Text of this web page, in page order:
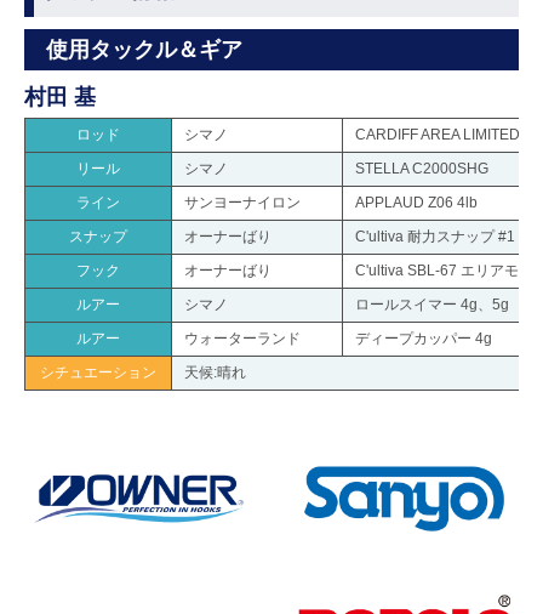
使用タックル＆ギア
村田 基
ロッド シマノ
CARDIFF AREA LIMITED
リール
シマノ
STELLA C2000SHG
ライン
サンヨーナイロン
APPLAUD Z06 4lb
スナップ
オーナーばり
C'ultiva 耐力スナップ #1
フック
オーナーばり
C'ultiva SBL-67 エリアモン
ルアー
シマノ
ロールスイマー 4g、5g
ルアー
ウォーターランド
ディープカッパー 4g
シチュエーション
天候:晴れ